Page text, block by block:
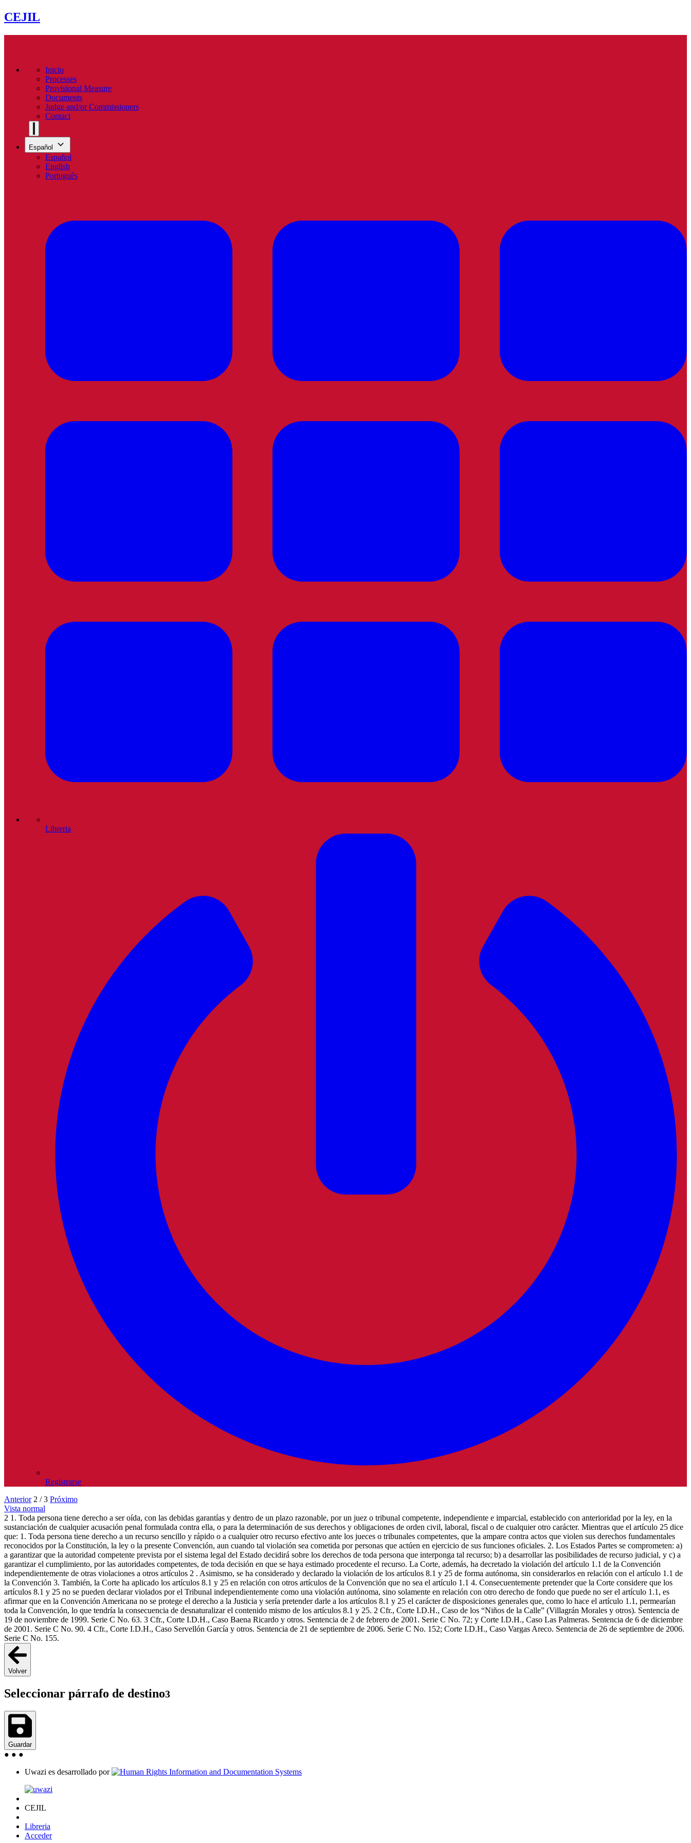
CEJIL
Inicio
Processes
Provisional Measure
Documents
Judge and/or Commissioners
Contact
Español
Español
English
Português
Libreria
Registrarse
Anterior2 / 3 Próximo
Vista normal
2 1. Toda persona tiene derecho a ser oída, con las debidas garantías y dentro de un plazo razonable, por un juez o tribunal competente, independiente e imparcial, establecido con anterioridad por la ley, en la
sustanciación de cualquier acusación penal formulada contra ella, o para la determinación de sus derechos y obligaciones de orden civil, laboral, fiscal o de cualquier otro carácter. Mientras que el artículo 25 dice
que: 1. Toda persona tiene derecho a un recurso sencillo y rápido o a cualquier otro recurso efectivo ante los jueces o tribunales competentes, que la ampare contra actos que violen sus derechos fundamentales
reconocidos por la Constitución, la ley o la presente Convención, aun cuando tal violación sea cometida por personas que actúen en ejercicio de sus funciones oficiales. 2. Los Estados Partes se comprometen: a)
a garantizar que la autoridad competente prevista por el sistema legal del Estado decidirá sobre los derechos de toda persona que interponga tal recurso; b) a desarrollar las posibilidades de recurso judicial, y c) a
garantizar el cumplimiento, por las autoridades competentes, de toda decisión en que se haya estimado procedente el recurso. La Corte, además, ha decretado la violación del artículo 1.1 de la Convención
independientemente de otras violaciones a otros artículos 2 . Asimismo, se ha considerado y declarado la violación de los artículos 8.1 y 25 de forma autónoma, sin considerarlos en relación con el artículo 1.1 de
la Convención 3. También, la Corte ha aplicado los artículos 8.1 y 25 en relación con otros artículos de la Convención que no sea el artículo 1.1 4. Consecuentemente pretender que la Corte considere que los
artículos 8.1 y 25 no se pueden declarar violados por el Tribunal independientemente como una violación autónoma, sino solamente en relación con otro derecho de fondo que puede no ser el artículo 1.1, es
afirmar que en la Convención Americana no se protege el derecho a la Justicia y sería pretender darle a los artículos 8.1 y 25 el carácter de disposiciones generales que, como lo hace el artículo 1.1, permearían
toda la Convención, lo que tendría la consecuencia de desnaturalizar el contenido mismo de los artículos 8.1 y 25. 2 Cfr., Corte I.D.H., Caso de los “Niños de la Calle” (Villagrán Morales y otros). Sentencia de
19 de noviembre de 1999. Serie C No. 63. 3 Cfr., Corte I.D.H., Caso Baena Ricardo y otros. Sentencia de 2 de febrero de 2001. Serie C No. 72; y Corte I.D.H., Caso Las Palmeras. Sentencia de 6 de diciembre
de 2001. Serie C No. 90. 4 Cfr., Corte I.D.H., Caso Servellón García y otros. Sentencia de 21 de septiembre de 2006. Serie C No. 152; Corte I.D.H., Caso Vargas Areco. Sentencia de 26 de septiembre de 2006.
Serie C No. 155.
Volver
Seleccionar párrafo de destino3
Guardar
● ● ●
Uwazi es desarrollado por
CEJIL
Libreria
Acceder